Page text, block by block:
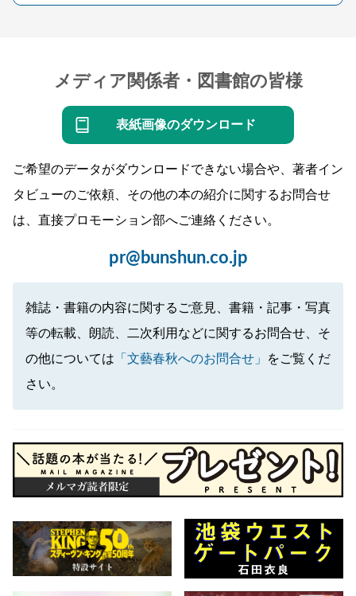
メディア関係者・図書館の皆様
表紙画像のダウンロード
ご希望のデータがダウンロードできない場合や、著者イン
タビューのご依頼、その他の本の紹介に関するお問合せ
は、直接プロモーション部へご連絡ください。
pr@bunshun.co.jp
雑誌・書籍の内容に関するご意見、書籍・記事・写真
等の転載、朗読、二次利用などに関するお問合せ、そ
の他については 「文藝春秋へのお問合せ」
をご覧くだ
さい。